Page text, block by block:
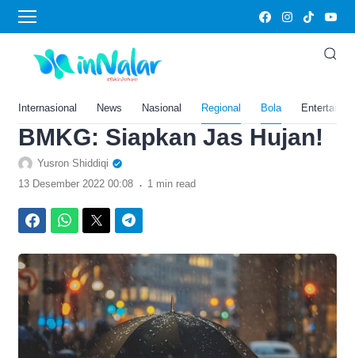
Internasional News Nasional Regional Bola
Home›Bola
Prakiraan Cuaca Semarang
Hari Ini, Selasa 13
Desember 2022 Versi
BMKG: Siapkan Jas Hujan!
Yusron Shiddiqi
13 Desember 2022 00:08 . 1 min read